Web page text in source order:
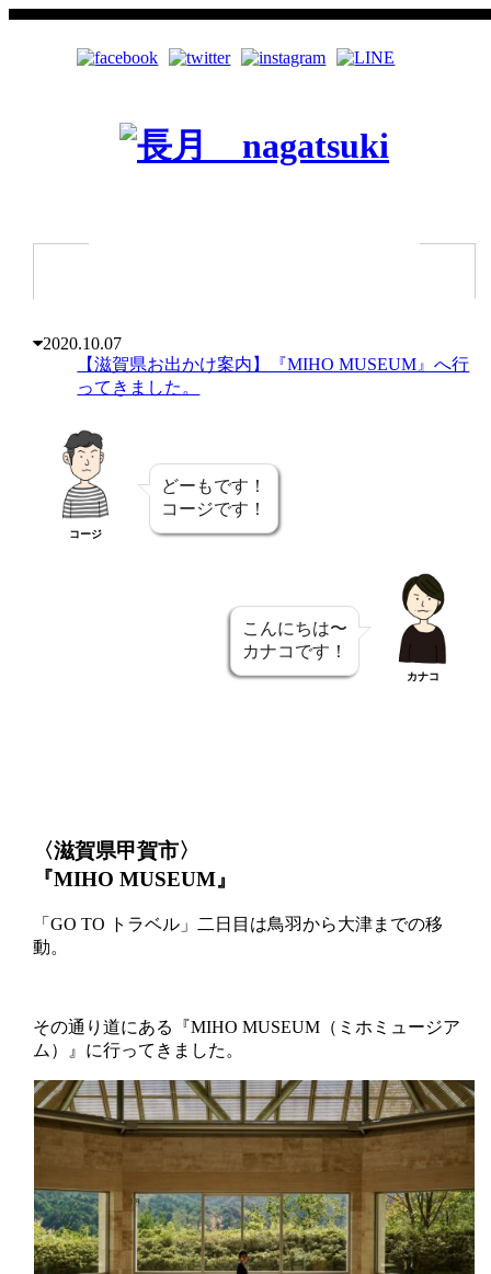
2020.10.07
【滋賀県お出かけ案内】『MIHO MUSEUM』へ行
ってきました。
コージ
どーもです！
コージです！
こんにちは〜
カナコです！
カナコ
〈滋賀県甲賀市〉
『MIHO MUSEUM』
「GO TO トラベル」二日目は鳥羽から大津までの移
動。
その通り道にある『MIHO MUSEUM（ミホミュージア
ム）』に行ってきました。